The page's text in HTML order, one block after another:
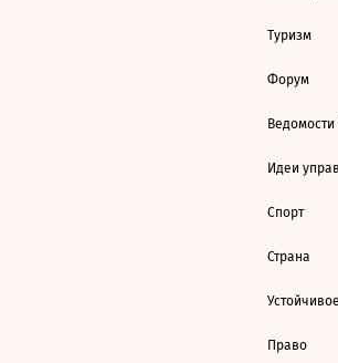
Туризм
Форум
Идеи
Спорт
Страна
Право